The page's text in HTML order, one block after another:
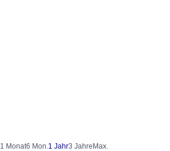
1 Monat6 Mon.1 Jahr3 Jahre Max.